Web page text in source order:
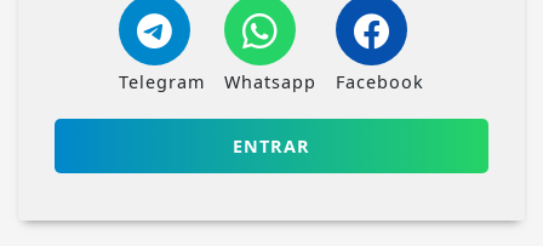
Telegram Whatsapp Facebook
ENTRAR